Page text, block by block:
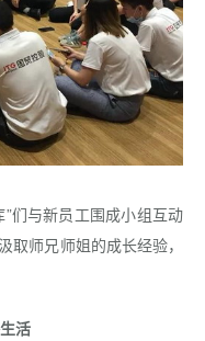
们与新员工围成小组互动
师兄师姐的成长经验，
活